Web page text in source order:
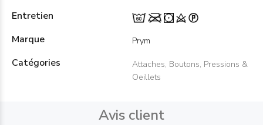
Entretien
Marque
Prym
Catégories
Attaches, Boutons, Pressions &
Oeillets
Avis client